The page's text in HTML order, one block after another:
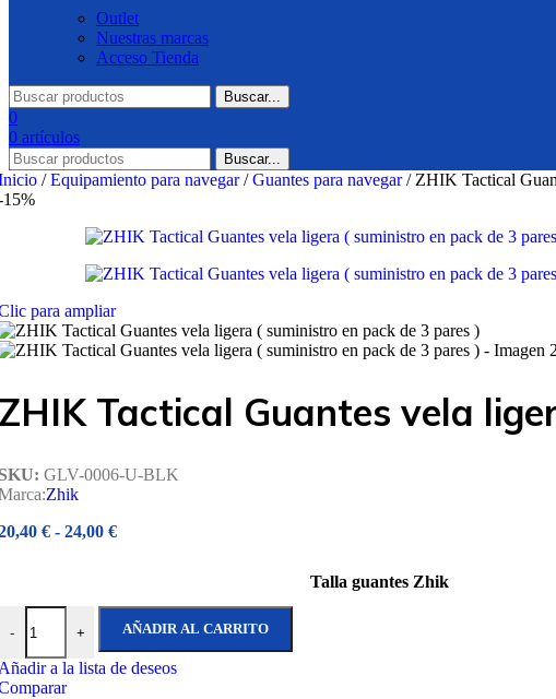
Outlet
Nuestras marcas
Acceso Tienda
Buscar...
0
0 artículos
Buscar...
/ Equipamiento para navegar/ Guantes para navegar/ ZHIK Tactical
15%
para ampliar
Tactical Guantes vela
GLV-0006-U-BLK
Zhik
€ - 24,00 €Rango
20,40 €
hasta
24,00 €
Talla guantes Zhik
-
Tactical Guantes vela ligera ( suministro en pack de 3 pares ) cantidad
+ AÑADIR AL CARRITO
a la lista de deseos